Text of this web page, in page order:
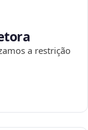
a restrição